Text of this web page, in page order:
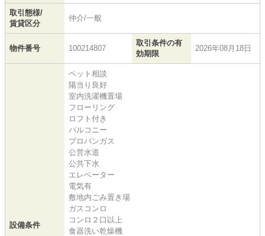
取引態様/
賃貸区分
仲介/一般
物件番号 100214807
取引条件の有
効期限
2026年08月18日
設備条件
ペット相談
陽当り良好
室内洗濯機置場
フローリング
ロフト付き
バルコニー
プロパンガス
公営水道
公共下水
エレベーター
電気有
敷地内ごみ置き場
ガスコンロ
コンロ２口以上
食器洗い乾燥機